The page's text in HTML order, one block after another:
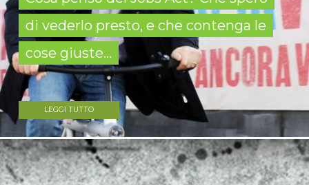
di vederlo presto, e che contenga le
cose giuste...
LEGGI TUTTO